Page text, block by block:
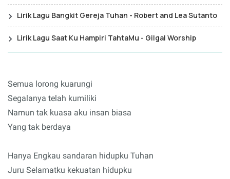
Lirik Lagu Bangkit Gereja Tuhan - Robert and Lea Sutanto
Lirik Lagu Saat Ku Hampiri TahtaMu - Gilgal Worship
Semua lorong kuarungi
Segalanya telah kumiliki
Namun tak kuasa aku insan biasa
Yang tak berdaya
Hanya Engkau sandaran hidupku Tuhan
Juru Selamatku kekuatan hidupku